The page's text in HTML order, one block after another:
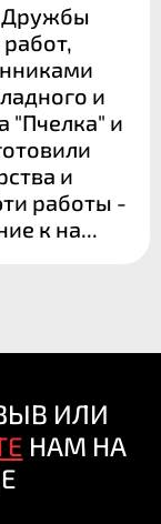
Дружбы
и
"Пчелка" и
и
работы -
к на...
ИЛИ
НАМ НА